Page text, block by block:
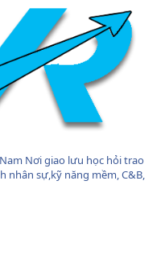
Nơi giao lưu học hỏi trao
nhân sự,kỹ năng mềm, C&B,